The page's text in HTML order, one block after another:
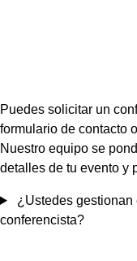
Puedes solicitar un
formulario de contacto
Nuestro equipo se
detalles de tu evento y
¿Ustedes gestionan
conferencista?